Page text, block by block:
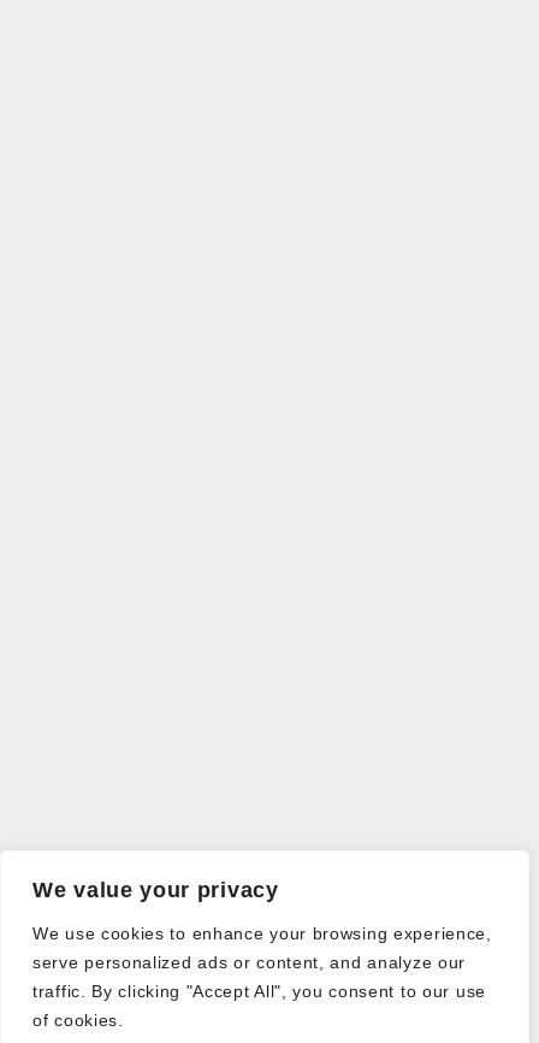
We value your privacy
We use cookies to enhance your browsing experience,
serve personalized ads or content, and analyze our
traffic. By clicking "Accept All", you consent to our use
of cookies.